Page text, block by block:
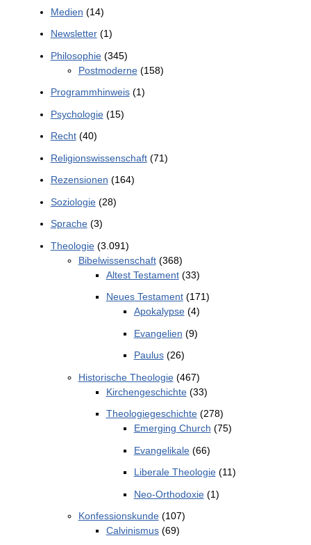
Medien (14)
Newsletter(1)
Philosophie(345)
Postmoderne(158)
Programmhinweis(1)
Psychologie(15)
Recht(40)
Religionswissenschaft(71)
Rezensionen (164)
Soziologie(28)
Sprache(3)
Theologie(3.091)
Bibelwissenschaft(368)
Altest Testament(33)
Neues Testament(171)
Apokalypse(4)
Evangelien (9)
Paulus(26)
Historische Theologie(467)
Kirchengeschichte(33)
Theologiegeschichte(278)
Emerging Church (75)
Evangelikale(66)
Liberale Theologie(11)
Neo-Orthodoxie(1)
Konfessionskunde(107)
Calvinismus(69)